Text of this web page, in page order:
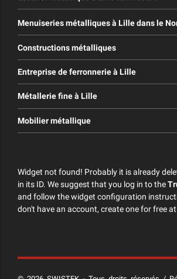
Menuiseries métalliques à Lille dans le
Constructions métalliques
Entreprise de ferronnerie à Lille
Métallerie fine à Lille
Mobilier métallique
Widget not found! Probably it is already
in its ID. We suggest that you log in to the
and follow the widget configuration
don't have an account, create one for free at